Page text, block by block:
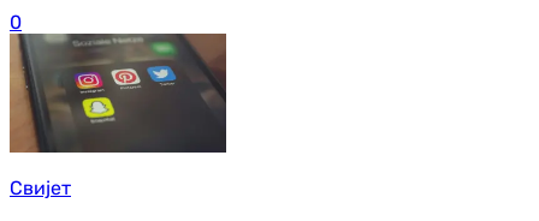
0
Свијет